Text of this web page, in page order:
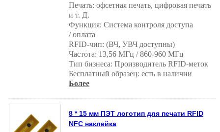
Печать: офсетная печать, цифровая печать
и т. Д.
Функция: Система контроля доступа
/ оплата
RFID-чип: (ВЧ, УВЧ доступны)
Частота: 13,56 МГц / 860-960 МГц
Тип бизнеса: Производитель RFID-меток
Бесплатный образец: есть в наличии
Более
8 * 15 мм ПЭТ логотип для печати RFID
NFC наклейка